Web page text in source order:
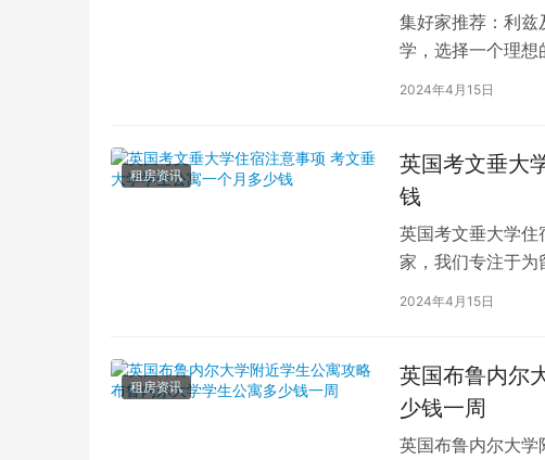
集好家推荐：利
学，选择一个理想
学（以下简称利
2024年4月15日
租房资讯
英国考文垂大
钱
英国考文垂大学
家，我们专注于为
深入探讨英国考
2024年4月15日
租房资讯
英国布鲁内尔
少钱一周
英国布鲁内尔大